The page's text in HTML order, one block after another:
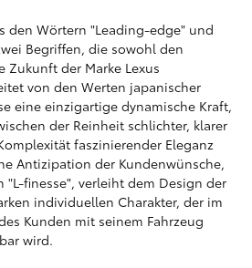
den Wörtern "Leading-edge" und
Begriffen, die sowohl den
Zukunft der Marke Lexus
von den Werten japanischer
eine einzigartige dynamische Kraft,
der Reinheit schlichter, klarer
faszinierender Eleganz
Antizipation der Kundenwünsche,
"L-finesse", verleiht dem Design der
individuellen Charakter, der im
Kunden mit seinem Fahrzeug
wird.